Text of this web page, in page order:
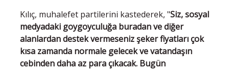
Kılıç, muhalefet partilerini kastederek, "Siz, sosyal
medyadaki goygoyculuğa buradan ve diğer
alanlardan destek vermeseniz şeker fiyatları çok
kısa zamanda normale gelecek ve vatandaşın
cebinden daha az para çıkacak. Bugün